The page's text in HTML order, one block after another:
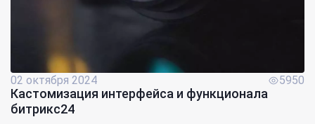
02 октября 2024 5950
Кастомизация интерфейса и функционала
битрикс24